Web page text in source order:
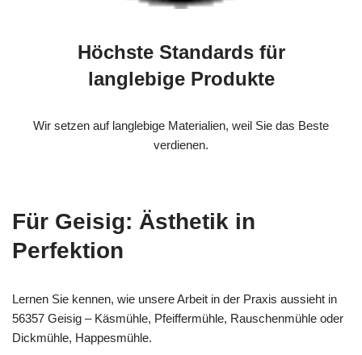
Höchste Standards für
langlebige Produkte
Wir setzen auf langlebige Materialien, weil Sie das Beste
verdienen.
Für Geisig: Ästhetik in
Perfektion
Lernen Sie kennen, wie unsere Arbeit in der Praxis aussieht in
56357 Geisig – Käsmühle, Pfeiffermühle, Rauschenmühle oder
Dickmühle, Happesmühle.